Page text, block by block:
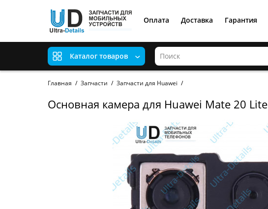
Оплата Доставка Гарантия
Каталог товаров
Главная Запчасти Запчасти для Huawei
Основная камера для Huawei Mate 20 Lite